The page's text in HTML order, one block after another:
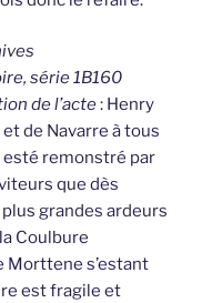
série 1B160
de l’acte: Henry
de Navarre à tous
esté remonstré par
que dès
grandes ardeurs
Coulbure
Morttene s’estant
est fragile et